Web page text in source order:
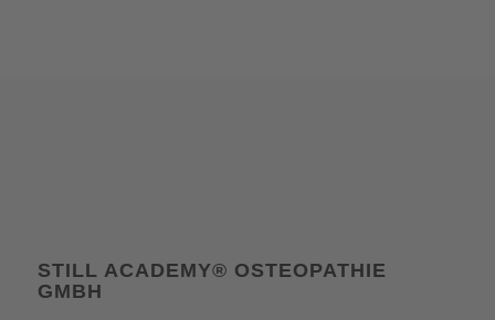
STILL ACADEMY® OSTEOPATHIE
GMBH